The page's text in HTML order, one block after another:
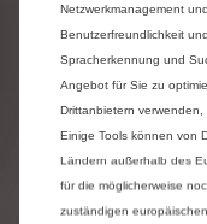
Fahrersitz mit
Innenausstattung
Entertainment
Elektrische
Netzwerkmanagement
Benutzerfreundlichkeit
Spracherkennung und
Angebot für Sie zu
Drittanbietern
Einige Tools können von
Ländern außerhalb des
für die möglicherweise
zuständigen